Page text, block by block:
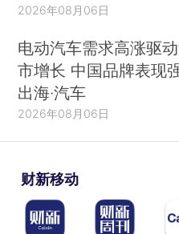
2026年08月06日
电动汽车需求高涨驱
市增长 中国品牌表现
出海·汽车
2026年08月06日
财新移动